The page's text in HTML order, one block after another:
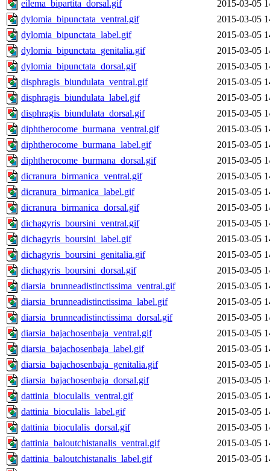
eilema_bipartita_dorsal.gif
2015-03-05
dylomia_bipunctata_ventral.gif
2015-03-05
dylomia_bipunctata_label.gif
2015-03-05
dylomia_bipunctata_genitalia.gif
2015-03-05
dylomia_bipunctata_dorsal.gif
2015-03-05
disphragis_biundulata_ventral.gif
2015-03-05
disphragis_biundulata_label.gif
2015-03-05
disphragis_biundulata_dorsal.gif
2015-03-05
diphtherocome_burmana_ventral.gif
2015-03-05
diphtherocome_burmana_label.gif
2015-03-05
diphtherocome_burmana_dorsal.gif
2015-03-05
dicranura_birmanica_ventral.gif
2015-03-05
dicranura_birmanica_label.gif
2015-03-05
dicranura_birmanica_dorsal.gif
2015-03-05
dichagyris_boursini_ventral.gif
2015-03-05
dichagyris_boursini_label.gif
2015-03-05
dichagyris_boursini_genitalia.gif
2015-03-05
dichagyris_boursini_dorsal.gif
2015-03-05
diarsia_brunneadistinctissima_ventral.gif
2015-03-05
diarsia_brunneadistinctissima_label.gif
2015-03-05
diarsia_brunneadistinctissima_dorsal.gif
2015-03-05
diarsia_bajachosenbaja_ventral.gif
2015-03-05
diarsia_bajachosenbaja_label.gif
2015-03-05
diarsia_bajachosenbaja_genitalia.gif
2015-03-05
diarsia_bajachosenbaja_dorsal.gif
2015-03-05
dattinia_bioculalis_ventral.gif
2015-03-05
dattinia_bioculalis_label.gif
2015-03-05
dattinia_bioculalis_dorsal.gif
2015-03-05
dattinia_baloutchistanalis_ventral.gif
2015-03-05
dattinia_baloutchistanalis_label.gif
2015-03-05